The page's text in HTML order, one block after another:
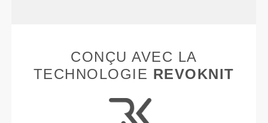
CONÇU AVEC LA
TECHNOLOGIE REVOKNIT